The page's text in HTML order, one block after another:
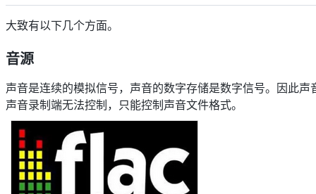
大致有以下几个方面。
音源
声音是连续的模拟信号，声音的数字存储是数字信号。因此
声音录制端无法控制，只能控制声音文件格式。